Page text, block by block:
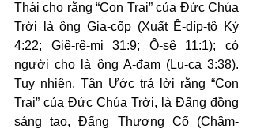
Thái cho rằng “Con Trai” của Đức Chúa
Trời là ông Gia-cốp (Xuất Ê-díp-tô Ký
4:22; Giê-rê-mi 31:9; Ô-sê 11:1); có
người cho là ông A-đam (Lu-ca 3:38).
Tuy nhiên, Tân Ước trả lời rằng “Con
Trai” của Đức Chúa Trời, là Đấng đồng
sáng tạo, Đấng Thượng Cổ (Châm-